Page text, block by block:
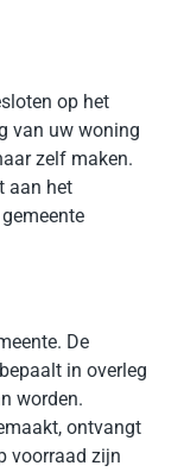
op het
van uw woning
zelf maken.
aan het
De
in overleg
worden.
ontvangt
voorraad zijn